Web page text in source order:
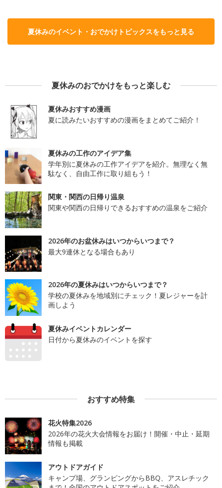
夏休みのイベント・おでかけトピックスをもっと見る
夏休みのおでかけをもっと楽しむ
夏休みおすすめ漫画
夏に読みたいおすすめの漫画をまとめてご紹介！
夏休みの工作のアイデア集
学年別に夏休みの工作アイデアを紹介。無理なく無
駄なく、自由工作に取り組もう！
関東・関西の日帰り温泉
関東や関西の日帰りできるおすすめの温泉をご紹介
2026年のお盆休みはいつからいつまで？
最大9連休となる場合もあり
2026年の夏休みはいつからいつまで？
学校の夏休みを地域別にチェック！夏レジャーを計
画しよう
夏休みイベントカレンダー
日付から夏休みのイベントを探す
おすすめ特集
花火特集2026
2026年の花火大会情報をお届け！開催・中止・延期
情報も掲載
アウトドアガイド
キャンプ場、グランピングからBBQ、アスレチック